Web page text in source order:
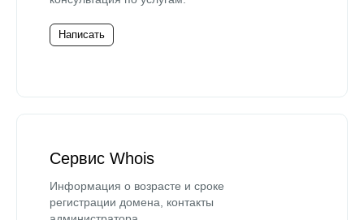
Написать
Сервис Whois
Информация о возрасте и сроке
регистрации домена, контакты